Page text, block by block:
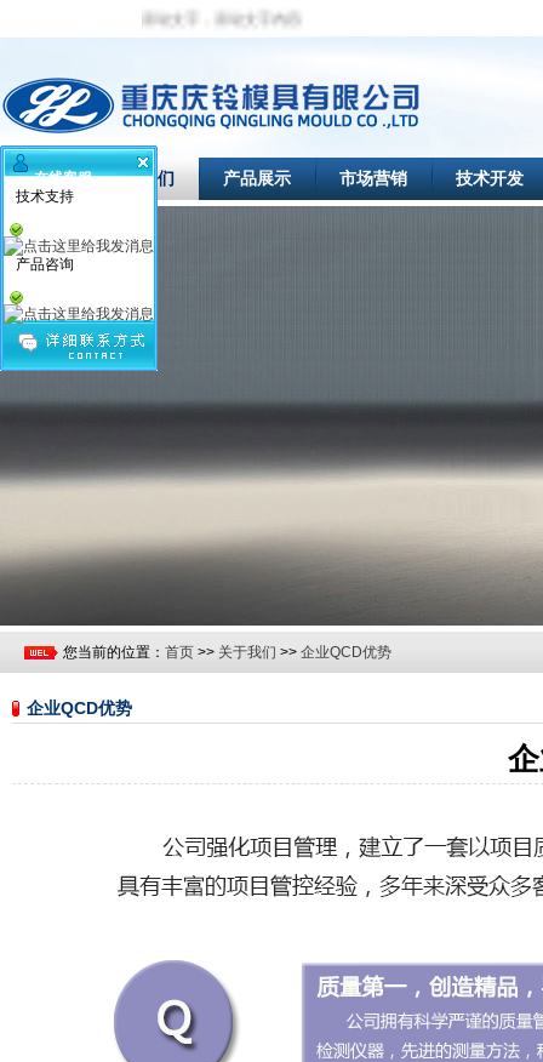
滚动文字，滚动文字内容
首页 关于我们 产品展示 市场营销 技术开发
您当前的位置： 首页 >> 关于我们 >> 企业QCD优势
企业QCD优势
在线客服
技术支持
产品咨询